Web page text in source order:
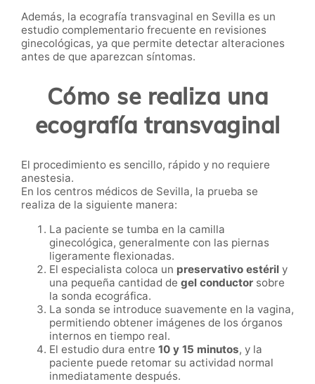
Además, la ecografía transvaginal en Sevilla es un
estudio complementario frecuente en revisiones
ginecológicas, ya que permite detectar alteraciones
antes de que aparezcan síntomas.
Cómo se realiza una
ecografía transvaginal
El procedimiento es sencillo, rápido y no requiere
anestesia.
En los centros médicos de Sevilla, la prueba se
realiza de la siguiente manera:
La paciente se tumba en la camilla
ginecológica, generalmente con las piernas
ligeramente flexionadas.
El especialista coloca un preservativo estéril y
una pequeña cantidad de gel conductor sobre
la sonda ecográfica.
La sonda se introduce suavemente en la vagina,
permitiendo obtener imágenes de los órganos
internos en tiempo real.
El estudio dura entre 10 y 15 minutos, y la
paciente puede retomar su actividad normal
inmediatamente después.